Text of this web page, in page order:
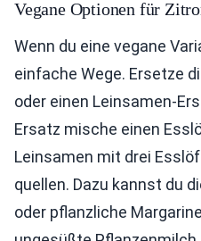
Vegane Optionen für
Wenn du eine vegane
einfache Wege. Ersetze
oder einen Leinsamen-
Ersatz mische einen
Leinsamen mit drei
quellen. Dazu kannst du
oder pflanzliche